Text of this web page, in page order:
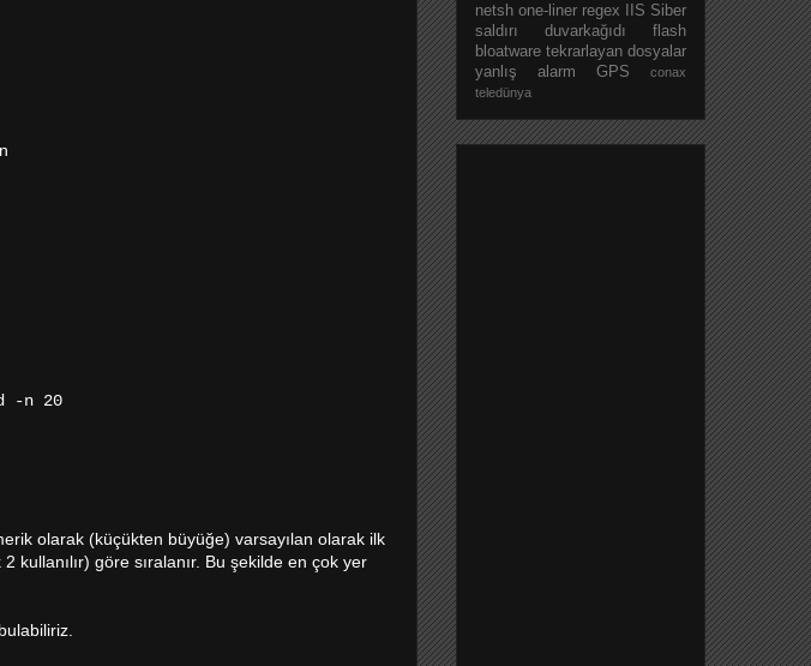
-n 20
olarak (küçükten büyüğe) varsayılan olarak ilk
kullanılır) göre sıralanır. Bu şekilde en çok yer
netsh one-liner regex IIS Siber
saldırı
duvarkağıdı
flash
bloatware tekrarlayan dosyalar
yanlış alarm
GPS
conax
teledünya